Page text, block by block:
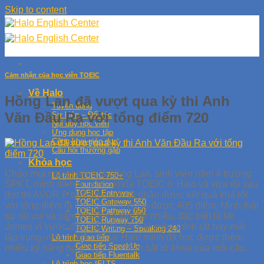
Skip to content
Về Halo
Tuyển dụng
Sự kiện – Đối tác
Nội quy học viên
Ứng dụng học tập
Công khai giáo dục
Câu hỏi thường gặp
Khóa học
Lộ trình TOEIC 750+
Foundation
TOEIC Entryway
TOEIC Gateway 550
TOEIC Pathway 650
TOEIC Runway 750
TOEIC Writing – Speaking 240
Lộ trình giao tiếp
Giao tiếp SpeakUp
Giao tiếp Fluentalk
Cảm nhận của học viên TOEIC
Hồng Lan đã vượt qua kỳ thi Anh
Văn Đầu Ra với tổng điểm 720
Chào mọi người mình là Hồng Lan, sinh viên năm 4 trường
SPKT, mình đã học qua 2 khóa TOEIC ở Halo và vừa rồi sau
đợt thi AVDR ở trường mình đã nhận được kết quả khá tốt
với tổng điểm là 720 và điểm nghe được 405 điểm. Mình thật
sự rất vui và cảm ơn Trung tâm rất nhiều, đặc biệt là Mr.
James vì trước đây mỗi khi làm bài nghe mình rất hay mất
tập trung, nhưng khi học tại Halo mình đã học được thêm
nhiều kỹ năng nghe và cách nắm bắt từ khóa của mỗi câu.